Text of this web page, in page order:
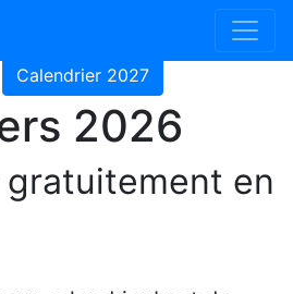
Calendrier 2027
2026
en